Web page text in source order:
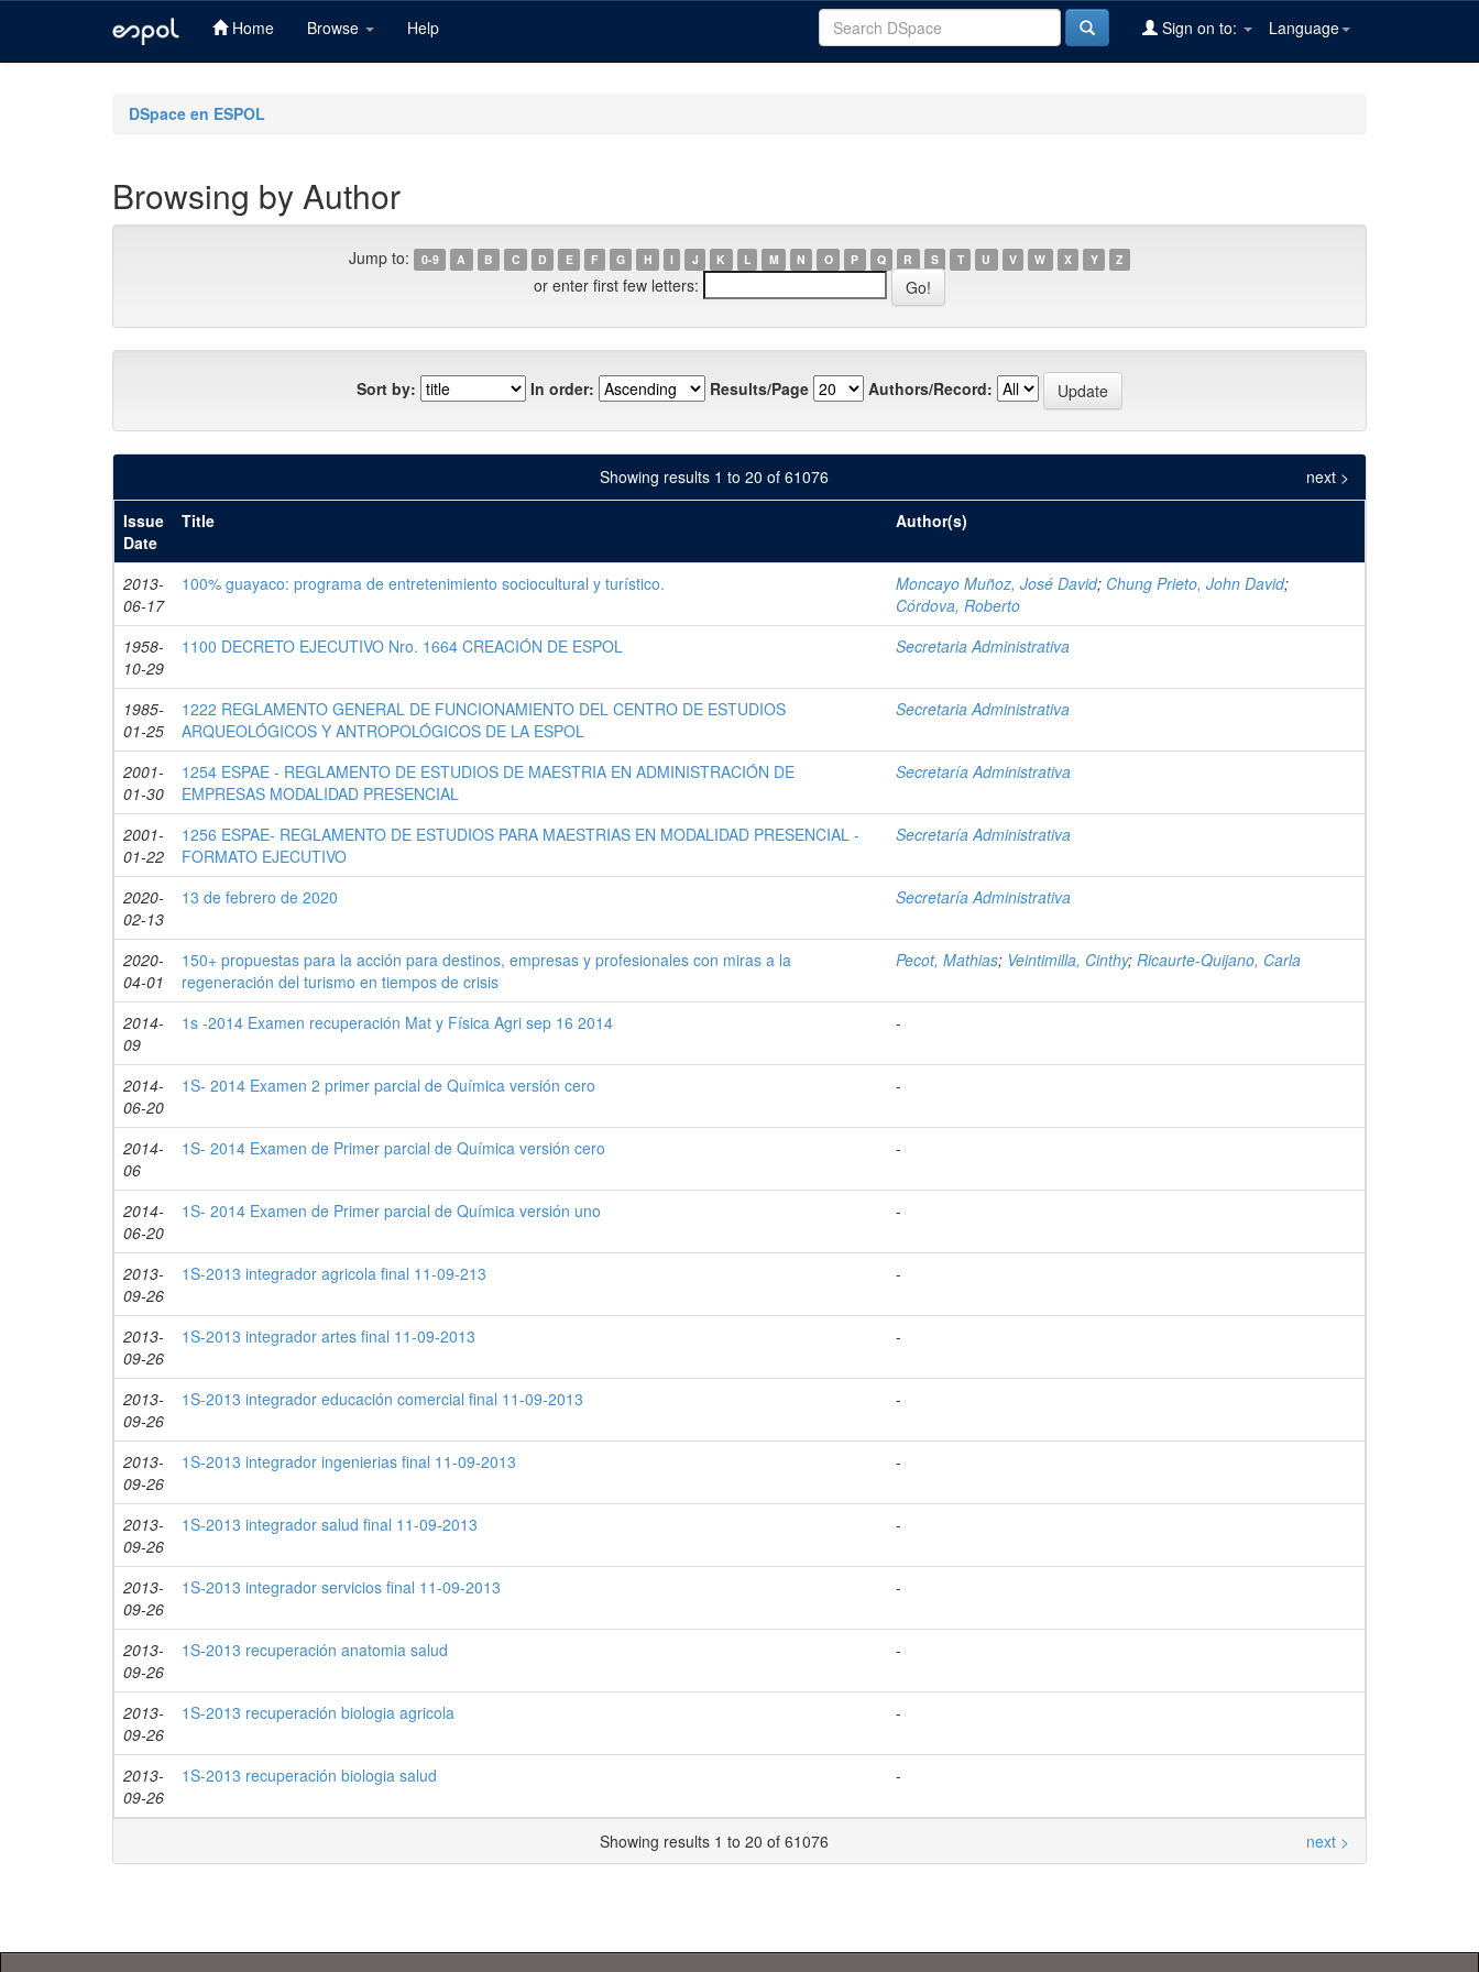
Home Browse Help Language
Sign on to:
DSpace en ESPOL
Browsing by Author
Jump to: 0-9 A B C D E F G H I J K L M N O P Q R S T U V W X Y Z
or enter first few letters:
Sort by: In order: Results/Page Authors/Record:
Showing results 1 to 20 of 61076
next >
Issue
Date
Title Author(s)
2013-
06-17
100% guayaco: programa de entretenimiento sociocultural y turístico. Moncayo Muñoz, José David; Chung Prieto, John David;
Córdova, Roberto
1958-
10-29
1100 DECRETO EJECUTIVO Nro. 1664 CREACIÓN DE ESPOL Secretaria Administrativa
1985-
01-25
1222 REGLAMENTO GENERAL DE FUNCIONAMIENTO DEL CENTRO DE ESTUDIOS
ARQUEOLÓGICOS Y ANTROPOLÓGICOS DE LA ESPOL
Secretaria Administrativa
2001-
01-30
1254 ESPAE - REGLAMENTO DE ESTUDIOS DE MAESTRIA EN ADMINISTRACIÓN DE
EMPRESAS MODALIDAD PRESENCIAL
Secretaría Administrativa
2001-
01-22
1256 ESPAE- REGLAMENTO DE ESTUDIOS PARA MAESTRIAS EN MODALIDAD PRESENCIAL -
FORMATO EJECUTIVO
Secretaría Administrativa
2020-
02-13
13 de febrero de 2020 Secretaría Administrativa
2020-
04-01
150+ propuestas para la acción para destinos, empresas y profesionales con miras a la
regeneración del turismo en tiempos de crisis
Pecot, Mathias; Veintimilla, Cinthy; Ricaurte-Quijano, Carla
2014-
09
1s -2014 Examen recuperación Mat y Física Agri sep 16 2014 -
2014-
06-20
1S- 2014 Examen 2 primer parcial de Química versión cero -
2014-
06
1S- 2014 Examen de Primer parcial de Química versión cero -
2014-
06-20
1S- 2014 Examen de Primer parcial de Química versión uno -
2013-
09-26
1S-2013 integrador agricola final 11-09-213 -
2013-
09-26
1S-2013 integrador artes final 11-09-2013 -
2013-
09-26
1S-2013 integrador educación comercial final 11-09-2013 -
2013-
09-26
1S-2013 integrador ingenierias final 11-09-2013 -
2013-
09-26
1S-2013 integrador salud final 11-09-2013 -
2013-
09-26
1S-2013 integrador servicios final 11-09-2013 -
2013-
09-26
1S-2013 recuperación anatomia salud -
2013-
09-26
1S-2013 recuperación biologia agricola -
2013-
09-26
1S-2013 recuperación biologia salud -
Showing results 1 to 20 of 61076 next >